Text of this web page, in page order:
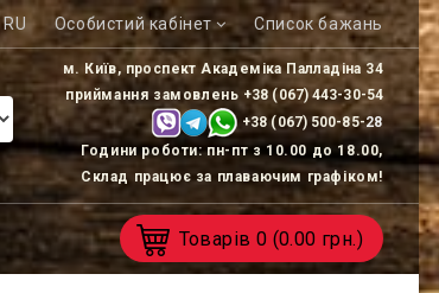
RU Особистий кабінет Список бажань
м. Київ, проспект Академіка Палладіна 34
приймання замовлень +38 (067) 443-30-54
+38 (067) 500-85-28
Години роботи: пн-пт з 10.00 до 18.00,
Склад працює за плаваючим графіком!
Товарів 0 (0.00 грн.)